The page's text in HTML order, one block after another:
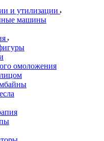
и утилизации
машины
омоложения